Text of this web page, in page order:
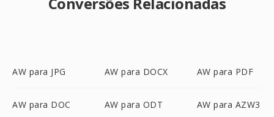
AW para JPG AW para DOCX AW para PDF
AW para DOC AW para ODT AW para AZW3